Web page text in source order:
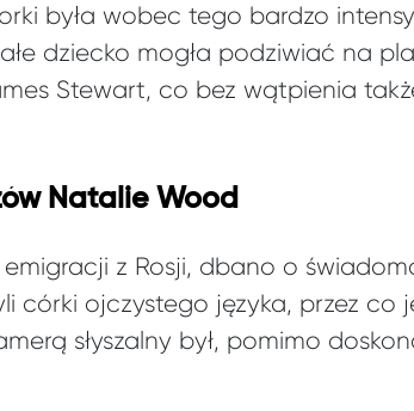
była wobec tego bardzo
dziecko mogła podziwiać na
Stewart, co bez wątpienia
Natalie Wood
z Rosji, dbano o
córki ojczystego języka, przez co
słyszalny był, pomimo